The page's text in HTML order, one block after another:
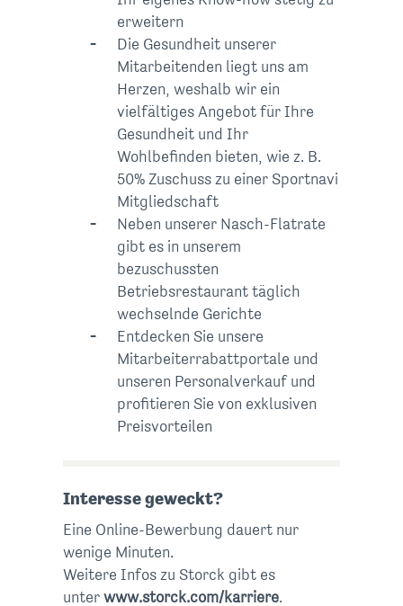
erweitern
Die Gesundheit unserer
Mitarbeitenden liegt uns am
Herzen, weshalb wir ein
vielfältiges Angebot für Ihre
Gesundheit und Ihr
Wohlbefinden bieten , wie z. B.
50% Zuschuss zu einer Sportnavi
Mitgliedschaft
Neben unserer Nasch-Flatrate
gibt es in unserem
bezuschussten
Betriebsrestaurant täglich
wechselnde Gerichte
Entdecken Sie unsere
Mitarbeiterrabattportale und
unseren Personalverkauf und
profitieren Sie von exklusiven
Preisvorteilen
Interesse geweckt?
Eine Online-Bewerbung dauert nur
wenige Minuten.
Weitere Infos zu Storck gibt es
unter www.storck.com/karriere.